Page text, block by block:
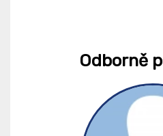
Odborně